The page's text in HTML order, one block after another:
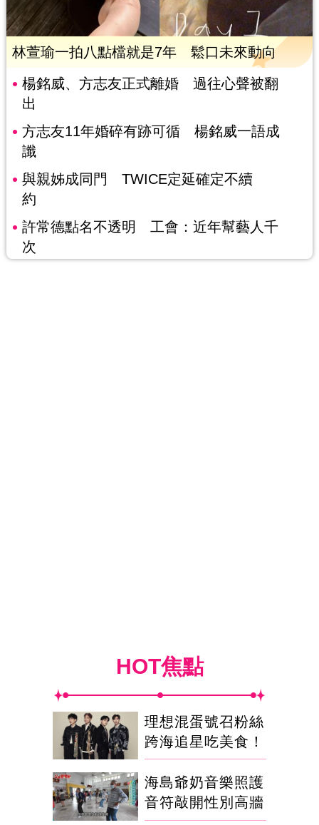
林萱瑜一拍八點檔就是7年 鬆口未來動向
楊銘威、方志友正式離婚 過往心聲被翻
出
方志友11年婚碎有跡可循 楊銘威一語成
讖
與親姊成同門 TWICE定延確定不續
約
許常德點名不透明 工會：近年幫藝人千
次
HOT焦點
理想混蛋號召粉絲
跨海追星吃美食！
海島爺奶音樂照護
音符敲開性別高牆